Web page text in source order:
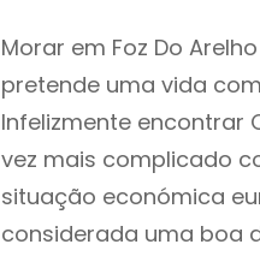
Morar em Foz Do
pretende uma vida
Infelizmente encontrar
vez mais complicado
situação económica
considerada uma boa